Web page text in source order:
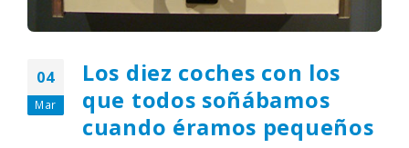
04
Mar
Los diez coches con los
que todos soñábamos
cuando éramos pequeños